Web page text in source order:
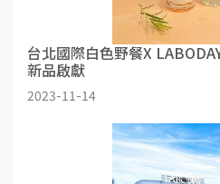
台北國際白色野餐X
新品啟獻
2023-11-14